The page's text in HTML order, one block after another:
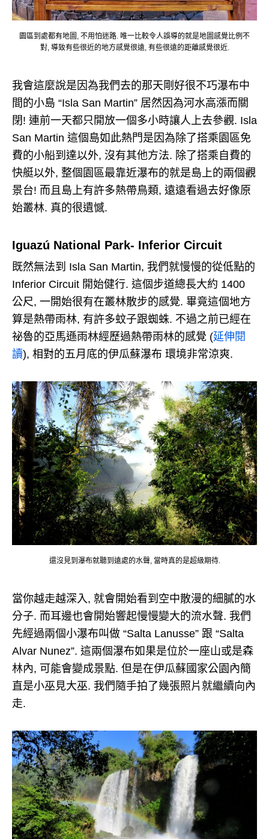
園區到處都有地圖, 不用怕迷路. 唯一比較令人誤導的就是地圖感覺比例不
對, 導致有些很近的地方感覺很遠, 有些很遠的距離感覺很近.
我會這麼說是因為我們去的那天剛好很不巧瀑布中
間的小島 “Isla San Martin” 居然因為河水高漲而關
閉! 連前一天都只開放一個多小時讓人上去參觀. Isla
San Martin 這個島如此熱門是因為除了搭乘園區免
費的小船到達以外, 沒有其他方法. 除了搭乘自費的
快艇以外, 整個園區最靠近瀑布的就是島上的兩個觀
景台! 而且島上有許多熱帶鳥類, 遠遠看過去好像原
始叢林. 真的很遺憾.
Iguazú National Park- Inferior Circuit
既然無法到 Isla San Martin, 我們就慢慢的從低點的
Inferior Circuit 開始健行. 這個步道總長大約 1400
公尺, 一開始很有在叢林散步的感覺. 畢竟這個地方
算是熱帶雨林, 有許多蚊子跟蜘蛛. 不過之前已經在
祕魯的亞馬遜雨林經歷過熱帶雨林的感覺 (延伸閱
讀), 相對的五月底的伊瓜蘇瀑布 環境非常涼爽.
還沒見到瀑布就聽到遠處的水聲, 當時真的是超級期待.
當你越走越深入, 就會開始看到空中散漫的細膩的水
分子. 而耳邊也會開始響起慢慢變大的流水聲. 我們
先經過兩個小瀑布叫做 “Salta Lanusse” 跟 “Salta
Alvar Nunez”. 這兩個瀑布如果是位於一座山或是森
林內, 可能會變成景點. 但是在伊瓜蘇國家公園內簡
直是小巫見大巫. 我們隨手拍了幾張照片就繼續向內
走.